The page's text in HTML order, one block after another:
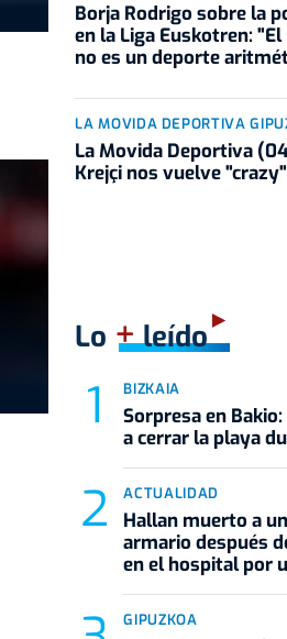
Borja Rodrigo sobre la
en la Liga Euskotren:
no es un deporte
LA MOVIDA DEPORTIVA
La Movida Deportiva
Krejçi nos vuelve "crazy"
Lo +leído
BIZKAIA
Sorpresa en
a cerrar la playa
ACTUALIDAD
Hallan muerto a
armario después
en el hospital por
GIPUZKOA